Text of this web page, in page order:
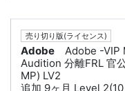
売り切り版(ライセンス)
Adobe
Adobe -VIP
Audition 分離FRL 官
MP) LV2
追加 9ヶ月 Level